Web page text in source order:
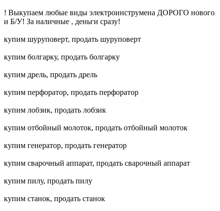
! Выкупаем любые виды электроинструмена ДОРОГО нового
и Б/У! За наличные , деньги сразу!
купим шуруповерт, продать шуруповерт
купим болгарку, продать болгарку
купим дрель, продать дрель
купим перфоратор, продать перфоратор
купим лобзик, продать лобзик
купим отбойный молоток, продать отбойный молоток
купим генератор, продать генератор
купим сварочный аппарат, продать сварочный аппарат
купим пилу, продать пилу
купим станок, продать станок